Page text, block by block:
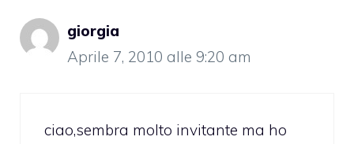
giorgia
Aprile 7, 2010 alle 9:20 am
ciao,sembra molto invitante ma ho